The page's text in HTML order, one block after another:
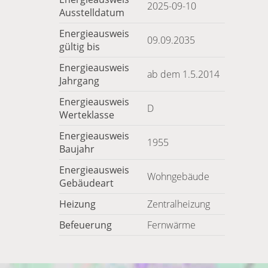
Ausstelldatum
2025-09-10
Energieausweis
gültig bis
09.09.2035
Energieausweis
Jahrgang
ab dem 1.5.2014
Energieausweis
Werteklasse
D
Energieausweis
Baujahr
1955
Energieausweis
Gebäudeart
Wohngebäude
Heizung
Zentralheizung
Befeuerung
Fernwärme